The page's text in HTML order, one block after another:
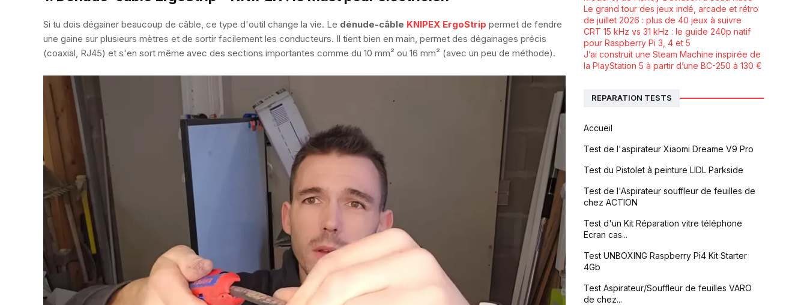
Si tu dois dégainer beaucoup de câble, ce type d'outil change la vie. Le dénude-câble KNIPEX ErgoStrip permet de fendre
une gaine sur plusieurs mètres et de sortir facilement les conducteurs. Il tient bien en main, permet des dégainages précis
(coaxial, RJ45) et s'en sort même avec des sections importantes comme du 10 mm² ou 16 mm² (avec un peu de méthode).
Le grand tour des jeux indé, arcade et rétro
de juillet 2026 : plus de 40 jeux à suivre
CRT 15 kHz vs 31 kHz : le guide 240p natif
pour Raspberry Pi 3, 4 et 5
J’ai construit une Steam Machine inspirée de
la PlayStation 5 à partir d’une BC-250 à 130 €
REPARATION TESTS
Accueil
Test de l'aspirateur Xiaomi Dreame V9 Pro
Test du Pistolet à peinture LIDL Parkside
Test de l'Aspirateur souffleur de feuilles de
chez ACTION
Test d'un Kit Réparation vitre téléphone
Ecran cas...
Test UNBOXING Raspberry Pi4 Kit Starter
4Gb
Test Aspirateur/Souffleur de feuilles VARO
de chez...